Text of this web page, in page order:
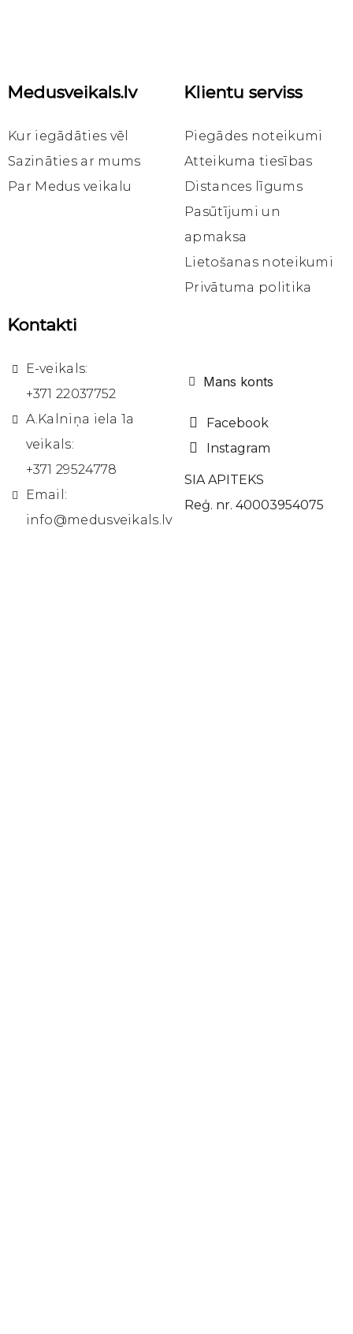
Sveču dakts 3x6/20m
4,20 €
Ielikt
Sveču dakts 3x7
3,90 €
Ielikt
Sveču dakts 3x8/20m
3,57 €
Ielikt
Medusveikals.lv
Kur iegādāties vēl
Sazināties ar mums
Par Medus veikalu
Klientu serviss
Piegādes noteikumi
Atteikuma tiesības
Distances līgums
Pasūtījumi un
apmaksa
Lietošanas noteikumi
Privātuma politika
Kontakti
E-veikals:
+371 22037752
A.Kalniņa iela 1a
veikals:
+371 29524778
Email:
info@medusveikals.lv
Mans konts
Facebook
Instagram
SIA APITEKS
Reģ. nr. 40003954075